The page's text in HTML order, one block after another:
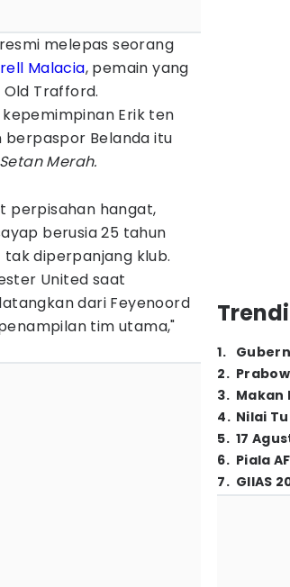
resmi melepas seorang
Malacia, pemain yang
Trafford.
Erik ten
berpaspor Belanda itu
Setan Merah.
perpisahan hangat,
berusia 25 tahun
diperpanjang klub.
United saat
dari Feyenoord
tim utama,"
1.
2.
3. Makan
4. Nilai
5. 17
6. Piala
7. GIIAS